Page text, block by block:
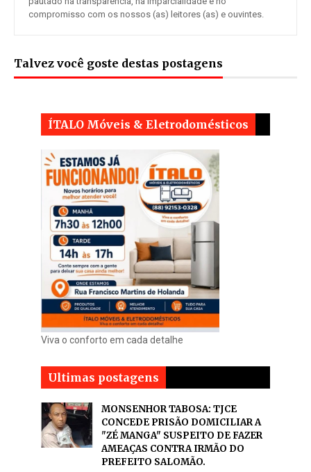
compromisso com os nossos (as) leitores (as) e ouvintes.
Talvez você goste destas postagens
ÍTALO Móveis & Eletrodomésticos
Viva o conforto em cada detalhe
Ultimas postagens
MONSENHOR TABOSA: TJCE
CONCEDE PRISÃO DOMICILIAR A
"ZÉ MANGA" SUSPEITO DE FAZER
AMEAÇAS CONTRA IRMÃO DO
PREFEITO SALOMÃO.